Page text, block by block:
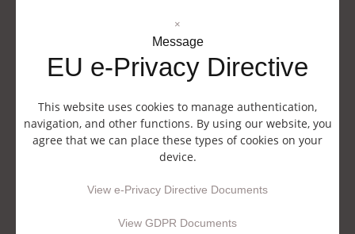
×
Message
EU e-Privacy Directive
This website uses cookies to manage authentication,
navigation, and other functions. By using our website, you
agree that we can place these types of cookies on your
device.
View e-Privacy Directive Documents
View GDPR Documents